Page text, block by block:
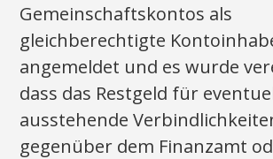
Gemeinschaftskontos als
gleichberechtigte
angemeldet und es wurde
dass das Restgeld für
ausstehende
gegenüber dem Finanzamt